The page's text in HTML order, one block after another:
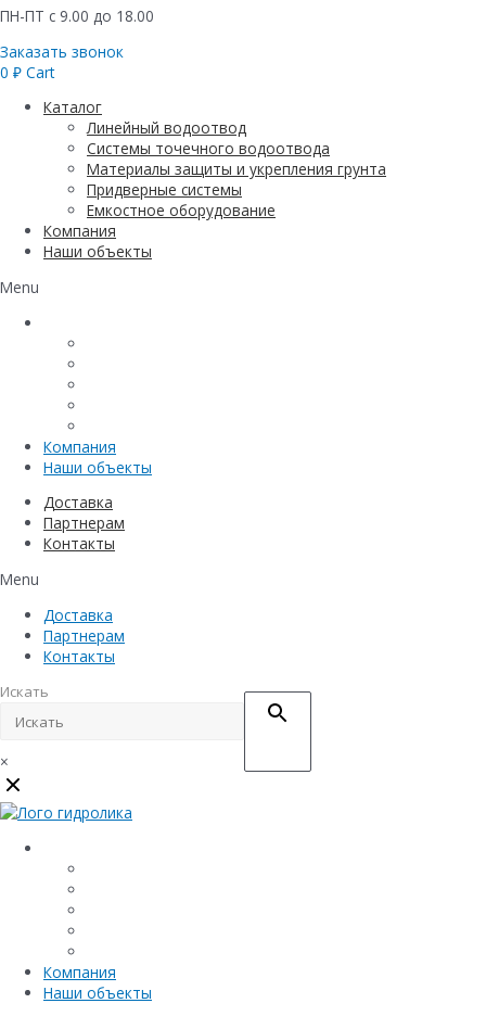
ПН-ПТ с 9.00 до 18.00
Заказать звонок
0 ₽ Cart
Каталог
Линейный водоотвод
Системы точечного водоотвода
Материалы защиты и укрепления грунта
Придверные системы
Емкостное оборудование
Компания
Наши объекты
Menu
Компания
Наши объекты
Доставка
Партнерам
Контакты
Menu
Доставка
Партнерам
Контакты
Искать
×
Компания
Наши объекты